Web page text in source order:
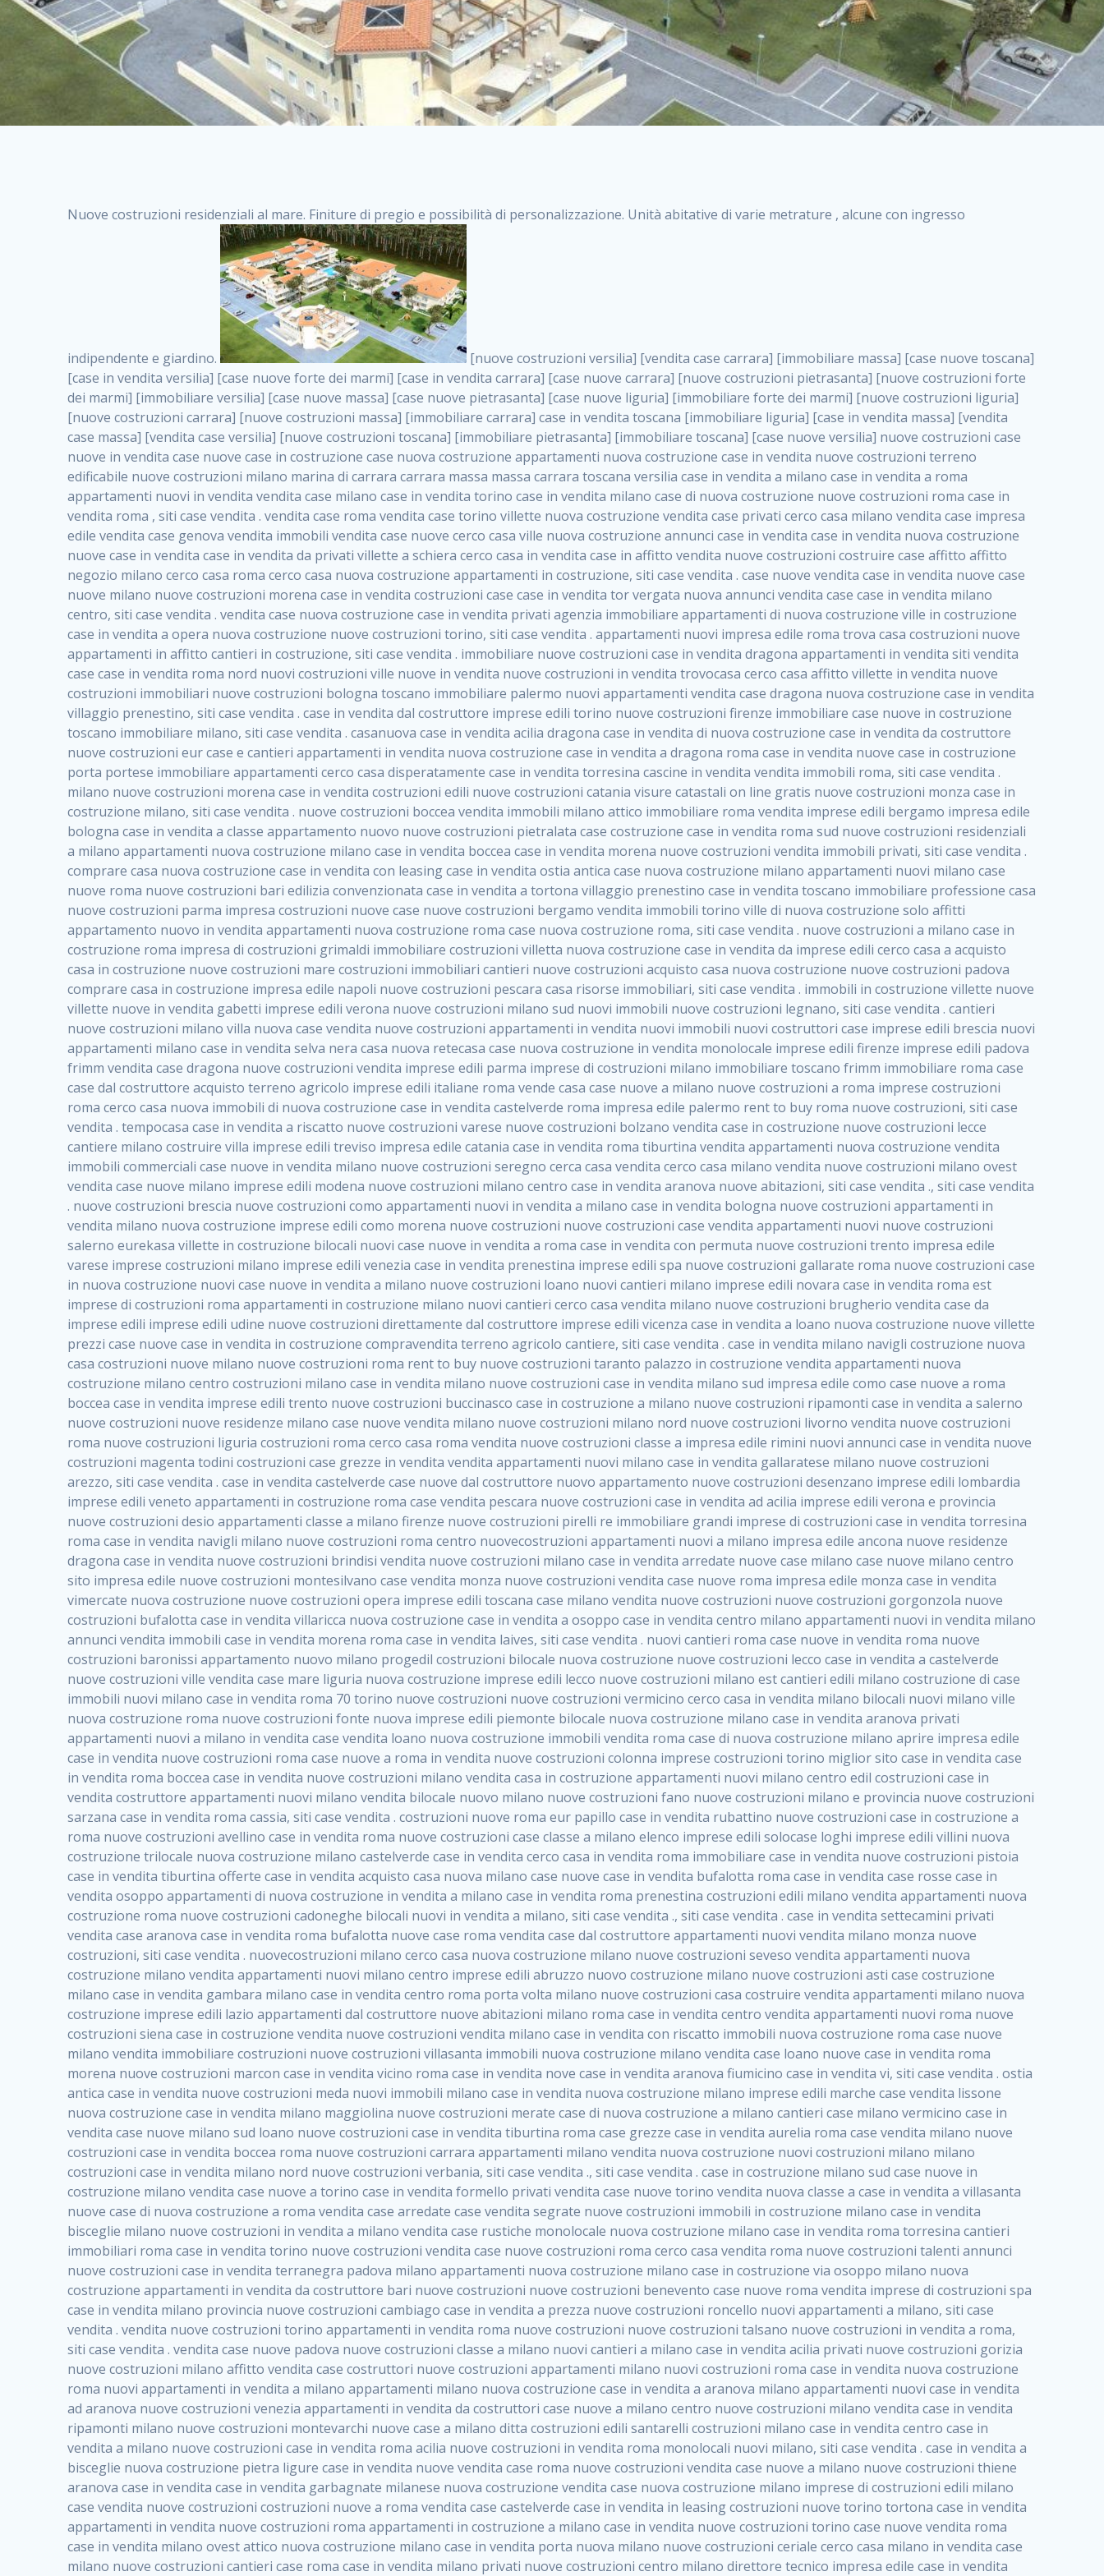
Nuove costruzioni residenziali al mare. Finiture di pregio e possibilità di personalizzazione. Unità abitative di varie metrature , alcune con ingresso
indipendente e giardino. [nuove costruzioni versilia] [vendita case carrara] [immobiliare massa] [case nuove toscana] [case in vendita versilia] [case nuove forte dei marmi] [case in vendita carrara] [case nuove carrara] [nuove costruzioni pietrasanta] [nuove costruzioni forte dei marmi] [immobiliare versilia] [case nuove massa] [case nuove pietrasanta] [case nuove liguria] [immobiliare forte dei marmi] [nuove costruzioni liguria] [nuove costruzioni carrara] [nuove costruzioni massa] [immobiliare carrara] case in vendita toscana [immobiliare liguria] [case in vendita massa] [vendita case massa] [vendita case versilia] [nuove costruzioni toscana] [immobiliare pietrasanta] [immobiliare toscana] [case nuove versilia] nuove costruzioni case nuove in vendita case nuove case in costruzione case nuova costruzione appartamenti nuova costruzione case in vendita nuove costruzioni terreno edificabile nuove costruzioni milano marina di carrara carrara massa massa carrara toscana versilia case in vendita a milano case in vendita a roma appartamenti nuovi in vendita vendita case milano case in vendita torino case in vendita milano case di nuova costruzione nuove costruzioni roma case in vendita roma , siti case vendita . vendita case roma vendita case torino villette nuova costruzione vendita case privati cerco casa milano vendita case impresa edile vendita case genova vendita immobili vendita case nuove cerco casa ville nuova costruzione annunci case in vendita case in vendita nuova costruzione nuove case in vendita case in vendita da privati villette a schiera cerco casa in vendita case in affitto vendita nuove costruzioni costruire case affitto affitto negozio milano cerco casa roma cerco casa nuova costruzione appartamenti in costruzione, siti case vendita . case nuove vendita case in vendita nuove case nuove milano nuove costruzioni morena case in vendita costruzioni case case in vendita tor vergata nuova annunci vendita case case in vendita milano centro, siti case vendita . vendita case nuova costruzione case in vendita privati agenzia immobiliare appartamenti di nuova costruzione ville in costruzione case in vendita a opera nuova costruzione nuove costruzioni torino, siti case vendita . appartamenti nuovi impresa edile roma trova casa costruzioni nuove appartamenti in affitto cantieri in costruzione, siti case vendita . immobiliare nuove costruzioni case in vendita dragona appartamenti in vendita siti vendita case case in vendita roma nord nuovi costruzioni ville nuove in vendita nuove costruzioni in vendita trovocasa cerco casa affitto villette in vendita nuove costruzioni immobiliari nuove costruzioni bologna toscano immobiliare palermo nuovi appartamenti vendita case dragona nuova costruzione case in vendita villaggio prenestino, siti case vendita . case in vendita dal costruttore imprese edili torino nuove costruzioni firenze immobiliare case nuove in costruzione toscano immobiliare milano, siti case vendita . casanuova case in vendita acilia dragona case in vendita di nuova costruzione case in vendita da costruttore nuove costruzioni eur case e cantieri appartamenti in vendita nuova costruzione case in vendita a dragona roma case in vendita nuove case in costruzione porta portese immobiliare appartamenti cerco casa disperatamente case in vendita torresina cascine in vendita vendita immobili roma, siti case vendita . milano nuove costruzioni morena case in vendita costruzioni edili nuove costruzioni catania visure catastali on line gratis nuove costruzioni monza case in costruzione milano, siti case vendita . nuove costruzioni boccea vendita immobili milano attico immobiliare roma vendita imprese edili bergamo impresa edile bologna case in vendita a classe appartamento nuovo nuove costruzioni pietralata case costruzione case in vendita roma sud nuove costruzioni residenziali a milano appartamenti nuova costruzione milano case in vendita boccea case in vendita morena nuove costruzioni vendita immobili privati, siti case vendita . comprare casa nuova costruzione case in vendita con leasing case in vendita ostia antica case nuova costruzione milano appartamenti nuovi milano case nuove roma nuove costruzioni bari edilizia convenzionata case in vendita a tortona villaggio prenestino case in vendita toscano immobiliare professione casa nuove costruzioni parma impresa costruzioni nuove case nuove costruzioni bergamo vendita immobili torino ville di nuova costruzione solo affitti appartamento nuovo in vendita appartamenti nuova costruzione roma case nuova costruzione roma, siti case vendita . nuove costruzioni a milano case in costruzione roma impresa di costruzioni grimaldi immobiliare costruzioni villetta nuova costruzione case in vendita da imprese edili cerco casa a acquisto casa in costruzione nuove costruzioni mare costruzioni immobiliari cantieri nuove costruzioni acquisto casa nuova costruzione nuove costruzioni padova comprare casa in costruzione impresa edile napoli nuove costruzioni pescara casa risorse immobiliari, siti case vendita . immobili in costruzione villette nuove villette nuove in vendita gabetti imprese edili verona nuove costruzioni milano sud nuovi immobili nuove costruzioni legnano, siti case vendita . cantieri nuove costruzioni milano villa nuova case vendita nuove costruzioni appartamenti in vendita nuovi immobili nuovi costruttori case imprese edili brescia nuovi appartamenti milano case in vendita selva nera casa nuova retecasa case nuova costruzione in vendita monolocale imprese edili firenze imprese edili padova frimm vendita case dragona nuove costruzioni vendita imprese edili parma imprese di costruzioni milano immobiliare toscano frimm immobiliare roma case case dal costruttore acquisto terreno agricolo imprese edili italiane roma vende casa case nuove a milano nuove costruzioni a roma imprese costruzioni roma cerco casa nuova immobili di nuova costruzione case in vendita castelverde roma impresa edile palermo rent to buy roma nuove costruzioni, siti case vendita . tempocasa case in vendita a riscatto nuove costruzioni varese nuove costruzioni bolzano vendita case in costruzione nuove costruzioni lecce cantiere milano costruire villa imprese edili treviso impresa edile catania case in vendita roma tiburtina vendita appartamenti nuova costruzione vendita immobili commerciali case nuove in vendita milano nuove costruzioni seregno cerca casa vendita cerco casa milano vendita nuove costruzioni milano ovest vendita case nuove milano imprese edili modena nuove costruzioni milano centro case in vendita aranova nuove abitazioni, siti case vendita ., siti case vendita . nuove costruzioni brescia nuove costruzioni como appartamenti nuovi in vendita a milano case in vendita bologna nuove costruzioni appartamenti in vendita milano nuova costruzione imprese edili como morena nuove costruzioni nuove costruzioni case vendita appartamenti nuovi nuove costruzioni salerno eurekasa villette in costruzione bilocali nuovi case nuove in vendita a roma case in vendita con permuta nuove costruzioni trento impresa edile varese imprese costruzioni milano imprese edili venezia case in vendita prenestina imprese edili spa nuove costruzioni gallarate roma nuove costruzioni case in nuova costruzione nuovi case nuove in vendita a milano nuove costruzioni loano nuovi cantieri milano imprese edili novara case in vendita roma est imprese di costruzioni roma appartamenti in costruzione milano nuovi cantieri cerco casa vendita milano nuove costruzioni brugherio vendita case da imprese edili imprese edili udine nuove costruzioni direttamente dal costruttore imprese edili vicenza case in vendita a loano nuova costruzione nuove villette prezzi case nuove case in vendita in costruzione compravendita terreno agricolo cantiere, siti case vendita . case in vendita milano navigli costruzione nuova casa costruzioni nuove milano nuove costruzioni roma rent to buy nuove costruzioni taranto palazzo in costruzione vendita appartamenti nuova costruzione milano centro costruzioni milano case in vendita milano nuove costruzioni case in vendita milano sud impresa edile como case nuove a roma boccea case in vendita imprese edili trento nuove costruzioni buccinasco case in costruzione a milano nuove costruzioni ripamonti case in vendita a salerno nuove costruzioni nuove residenze milano case nuove vendita milano nuove costruzioni milano nord nuove costruzioni livorno vendita nuove costruzioni roma nuove costruzioni liguria costruzioni roma cerco casa roma vendita nuove costruzioni classe a impresa edile rimini nuovi annunci case in vendita nuove costruzioni magenta todini costruzioni case grezze in vendita vendita appartamenti nuovi milano case in vendita gallaratese milano nuove costruzioni arezzo, siti case vendita . case in vendita castelverde case nuove dal costruttore nuovo appartamento nuove costruzioni desenzano imprese edili lombardia imprese edili veneto appartamenti in costruzione roma case vendita pescara nuove costruzioni case in vendita ad acilia imprese edili verona e provincia nuove costruzioni desio appartamenti classe a milano firenze nuove costruzioni pirelli re immobiliare grandi imprese di costruzioni case in vendita torresina roma case in vendita navigli milano nuove costruzioni roma centro nuovecostruzioni appartamenti nuovi a milano impresa edile ancona nuove residenze dragona case in vendita nuove costruzioni brindisi vendita nuove costruzioni milano case in vendita arredate nuove case milano case nuove milano centro sito impresa edile nuove costruzioni montesilvano case vendita monza nuove costruzioni vendita case nuove roma impresa edile mon